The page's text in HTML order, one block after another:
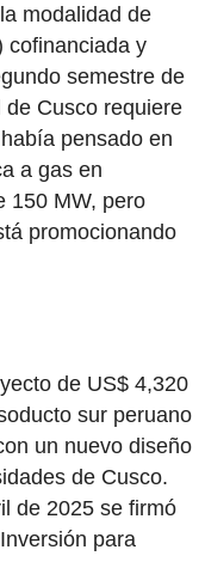
modalidad de
cofinanciada y
semestre de
de Cusco requiere
pensado en
a gas en
150 MW, pero
promocionando
de US$ 4,320
sur peruano
un nuevo diseño
de Cusco.
de 2025 se firmó
para